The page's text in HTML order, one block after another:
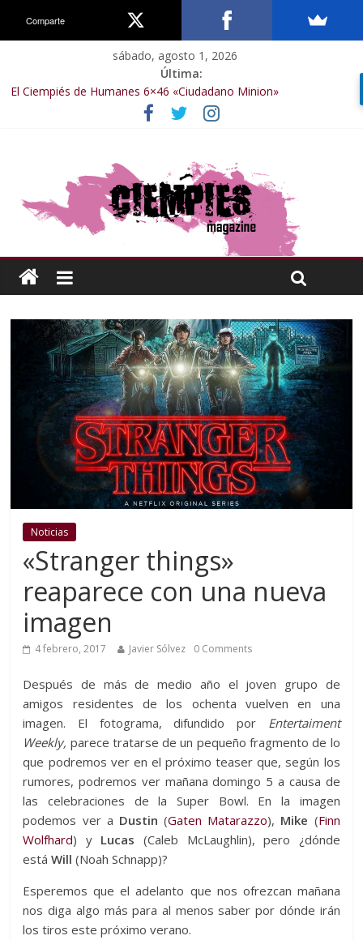
sábado, agosto 1, 2026
Última:
El Ciempiés de Humanes 6×46 «Ciudadano Minion»
El Ciempiés de Humanes 6×50 «Spiderman, Castigador, Hulk y el
final de la sexta temporada»
El Ciempiés de Humanes 6×48 «El Síndrome de Odiseo»
El Ciempiés de Humanes 6×47 «De nada por nada»
Noticias
«Stranger things»
reaparece con una nueva
imagen
4 febrero, 2017 Javier Sólvez 0 Comments
Después de más de medio año el joven grupo de
amigos residentes de los ochenta vuelven en una
imagen. El fotograma, difundido por Entertaiment
Weekly, parece tratarse de un pequeño fragmento de lo
que podremos ver en el próximo teaser que, según los
rumores, podremos ver mañana domingo 5 a causa de
las celebraciones de la Super Bowl. En la imagen
podemos ver a Dustin (Gaten Matarazzo), Mike (Finn
Wolfhard) y Lucas (Caleb McLaughlin), pero ¿dónde
estáWill (Noah Schnapp)?
Esperemos que el adelanto que nos ofrezcan mañana
nos diga algo más para al menos saber por dónde irán
los tiros este próximo verano.
Comparte